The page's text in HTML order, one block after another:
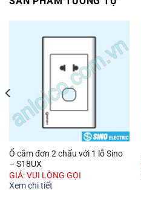
Ổ cắm đơn 2 chấu với 1 lỗ Sino
– S18UX
GIÁ: VUI LÒNG GỌI
Xem chi tiết